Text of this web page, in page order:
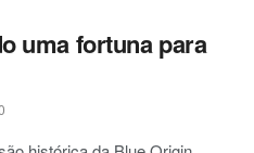
uma fortuna para